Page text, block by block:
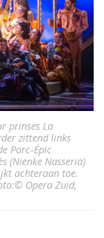
prinses La
zittend links
Porc-Épic
(Nienke Nasseria)
achteraan toe.
Opera Zuid,